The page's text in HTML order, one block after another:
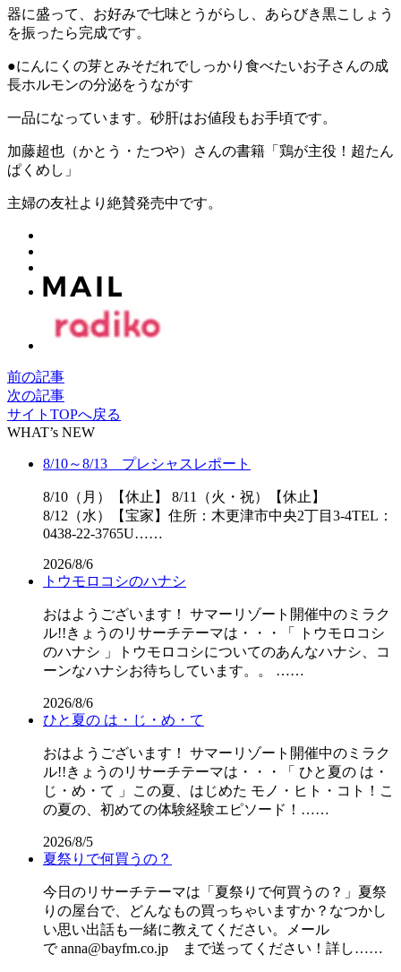
器に盛って、お好みで七味とうがらし、あらびき黒こしょう
を振ったら完成です。
●にんにくの芽とみそだれでしっかり食べたいお子さんの成
長ホルモンの分泌をうながす
一品になっています。砂肝はお値段もお手頃です。
加藤超也（かとう・たつや）さんの書籍「鶏が主役！超たん
ぱくめし」
主婦の友社より絶賛発売中です。
前の記事
次の記事
サイトTOPへ戻る
WHAT’s NEW
8/10～8/13 プレシャスレポート
8/10（月）【休止】 8/11（火・祝）【休止】
8/12（水）【宝家】住所：木更津市中央2丁目3-4TEL：
0438-22-3765U……
2026/8/6
トウモロコシのハナシ
おはようございます！ サマーリゾート開催中のミラク
ル!!きょうのリサーチテーマは・・・「 トウモロコシ
のハナシ 」トウモロコシについてのあんなハナシ、コ
ーンなハナシお待ちしています。。 ……
2026/8/6
ひと夏の は・じ・め・て
おはようございます！ サマーリゾート開催中のミラク
ル!!きょうのリサーチテーマは・・・「 ひと夏の は・
じ・め・て 」この夏、はじめた モノ・ヒト・コト！こ
の夏の、初めての体験経験エピソード！……
2026/8/5
夏祭りで何買うの？
今日のリサーチテーマは「夏祭りで何買うの？」夏祭
りの屋台で、どんなもの買っちゃいますか？なつかし
い思い出話も一緒に教えてください。メール
で anna@bayfm.co.jp まで送ってください！詳し……